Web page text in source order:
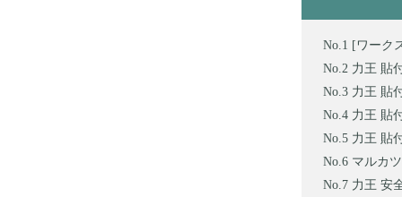
[ワーク
力王 貼
力王 貼
力王 貼
力王 貼
マルカ
力王 安